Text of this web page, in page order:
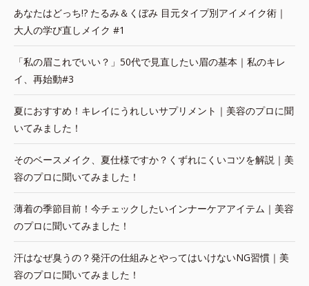
あなたはどっち!? たるみ＆くぼみ 目元タイプ別アイメイク術｜
大人の学び直しメイク #1
「私の眉これでいい？」50代で見直したい眉の基本｜私のキレ
イ、再始動#3
夏におすすめ！キレイにうれしいサプリメント｜美容のプロに聞
いてみました！
そのベースメイク、夏仕様ですか？くずれにくいコツを解説｜美
容のプロに聞いてみました！
薄着の季節目前！今チェックしたいインナーケアアイテム｜美容
のプロに聞いてみました！
汗はなぜ臭うの？発汗の仕組みとやってはいけないNG習慣｜美
容のプロに聞いてみました！